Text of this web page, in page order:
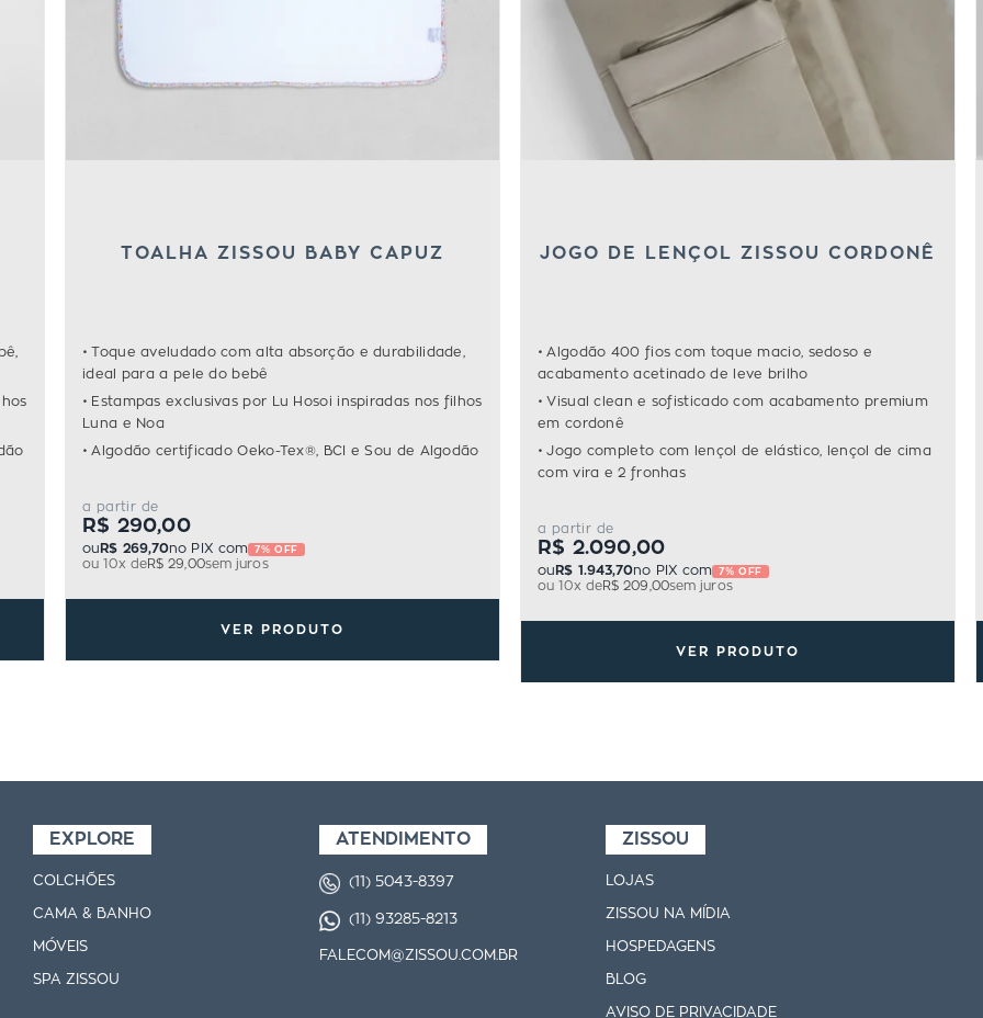
TOALHA ZISSOU BABY CAPUZ
Toque aveludado com alta absorção e durabilidade,
ideal para a pele do bebê
Estampas exclusivas por Lu Hosoi inspiradas nos filhos
Luna e Noa
Algodão certificado Oeko-Tex®, BCI e Sou de Algodão
a partir de
R$ 290,00
ou R$ 269,70no PIX com 7% OFF
ou10x deR$ 29,00sem juros
VER PRODUTO
JOGO DE LENÇOL ZISSOU CORDONÊ
Algodão 400 fios com toque macio, sedoso e
acabamento acetinado de leve brilho
Visual clean e sofisticado com acabamento premium
em cordonê
Jogo completo com lençol de elástico, lençol de cima
com vira e 2 fronhas
a partir de
R$ 2.090,00
ou R$ 1.943,70no PIX com 7% OFF
ou10x deR$ 209,00sem juros
VER PRODUTO
EXPLORE
COLCHÕES
CAMA & BANHO
MÓVEIS
SPA ZISSOU
ATENDIMENTO
(11) 5043-8397
(11) 93285-8213
FALECOM@ZISSOU.COM.BR
ZISSOU
LOJAS
ZISSOU NA MÍDIA
HOSPEDAGENS
BLOG
AVISO DE PRIVACIDADE